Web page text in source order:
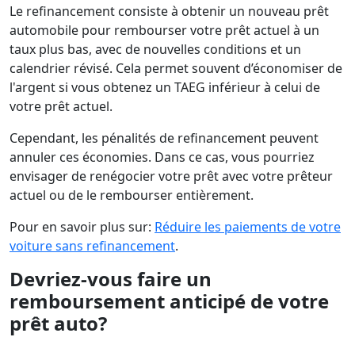
Le refinancement consiste à obtenir un nouveau prêt
automobile pour rembourser votre prêt actuel à un
taux plus bas, avec de nouvelles conditions et un
calendrier révisé. Cela permet souvent d’économiser de
l'argent si vous obtenez un TAEG inférieur à celui de
votre prêt actuel.
Cependant, les pénalités de refinancement peuvent
annuler ces économies. Dans ce cas, vous pourriez
envisager de renégocier votre prêt avec votre prêteur
actuel ou de le rembourser entièrement.
Pour en savoir plus sur: Réduire les paiements de votre
voiture sans refinancement.
Devriez-vous faire un
remboursement anticipé de votre
prêt auto?